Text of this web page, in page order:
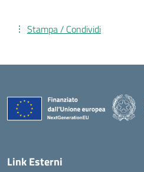
Stampa / Condividi
Link Esterni